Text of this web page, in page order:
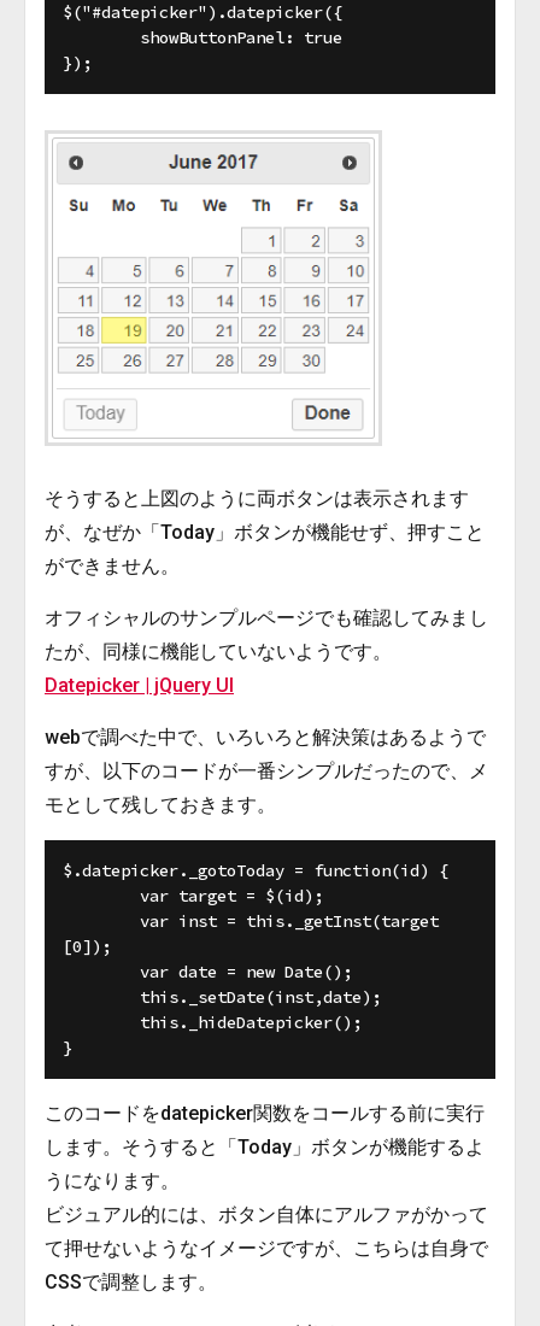
$("#datepicker").datepicker({
そうすると上図のように両ボタンは表示されます
が、なぜか「Today」ボタンが機能せず、押すこと
ができません。
オフィシャルのサンプルページでも確認してみまし
たが、同様に機能していないようです。
Datepicker | jQuery UI
webで調べた中で、いろいろと解決策はあるようで
すが、以下のコードが一番シンプルだったので、メ
モとして残しておきます。
$.datepicker._gotoToday = function(id) {
[0]);
このコードをdatepicker関数をコールする前に実行
します。そうすると「Today」ボタンが機能するよ
うになります。
ビジュアル的には、ボタン自体にアルファがかって
て押せないようなイメージですが、こちらは自身で
CSSで調整します。